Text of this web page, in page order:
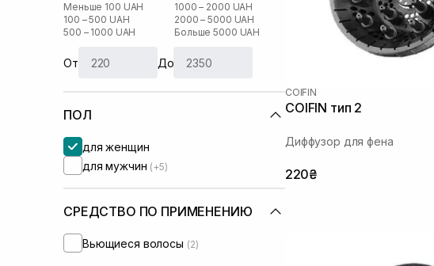
Меньше 100 UAH
100 – 500 UAH
500 – 1000 UAH
1000 – 2000 UAH
2000 – 5000 UAH
Больше 5000 UAH
От До
ПОЛ
для женщин
для мужчин (+5)
СРЕДСТВО ПО ПРИМЕНЕНИЮ
Вьющиеся волосы (2)
COIFIN
COIFIN тип 2
Диффузор для фена
220₴